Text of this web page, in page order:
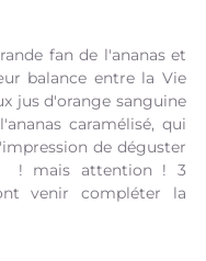
fan de l'ananas et
balance entre la Vie
jus d'orange sanguine
caramélisé, qui
de déguster
! mais attention ! 3
venir compléter la